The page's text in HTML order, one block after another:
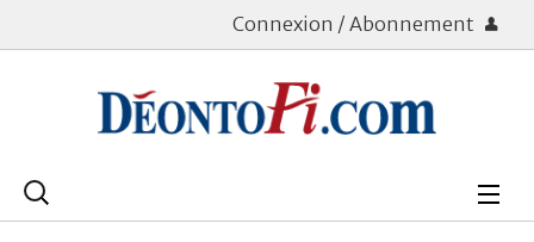
Connexion / Abonnement
Rechercher